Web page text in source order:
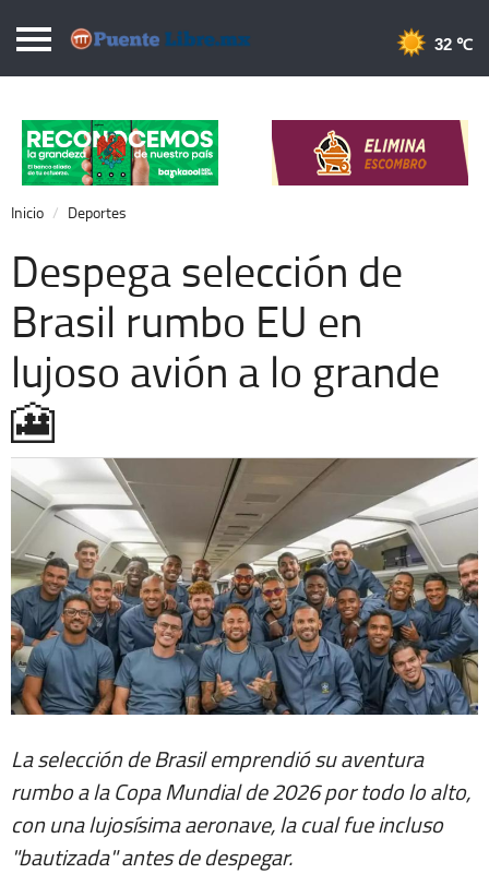
Puentelibre.mx
Local
Nacional
Opinión
Cronos
Economía
Espectáculos
Deportes
Extra +
32 ℃
Inicio Deportes
Despega selección de
Brasil rumbo EU en
lujoso avión a lo grande
🎦
La selección de Brasil emprendió su aventura
rumbo a la Copa Mundial de 2026 por todo lo alto,
con una lujosísima aeronave, la cual fue incluso
"bautizada" antes de despegar.